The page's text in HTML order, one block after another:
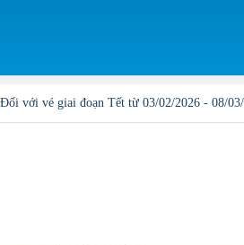
03/02/2026 - 08/03/2026 không khuyến